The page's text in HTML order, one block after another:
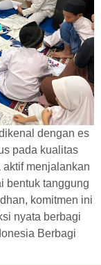
dengan es
pada kualitas
menjalankan
bentuk tanggung
komitmen ini
nyata berbagi
Berbagi